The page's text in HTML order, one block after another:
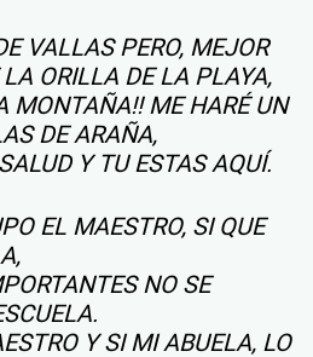
VALLAS PERO, MEJOR
ORILLA DE LA PLAYA,
MONTAÑA!! ME HARÉ UN
DE ARAÑA,
Y TU ESTAS AQUÍ.
EL MAESTRO, SI QUE
NO SE
Y SI MI ABUELA, LO